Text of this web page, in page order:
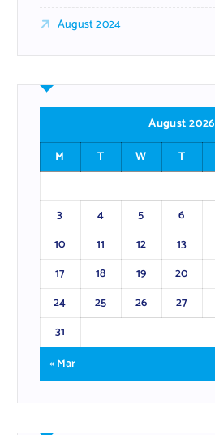
August 2024
August 2026
M
T W T
3
4 5 6
10
11 12 13
17
18 19 20
24
25 26 27
31
« Mar